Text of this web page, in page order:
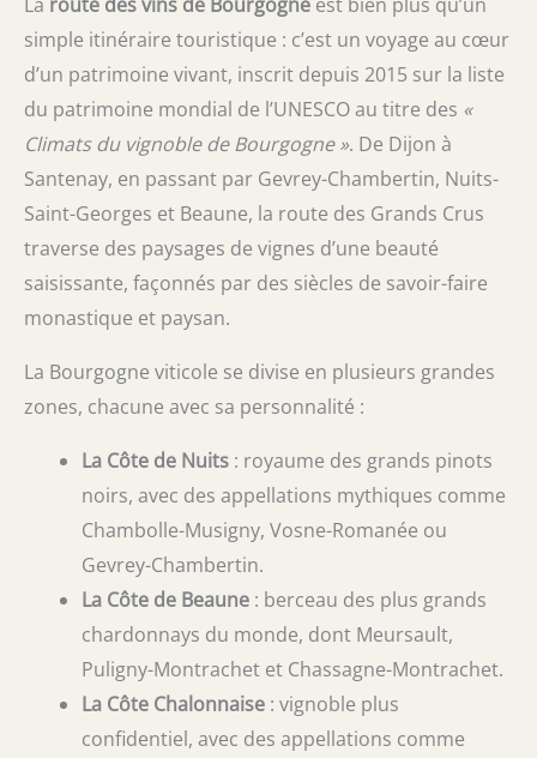
simple itinéraire touristique : c’est un voyage au cœur
d’un patrimoine vivant, inscrit depuis 2015 sur la liste
du patrimoine mondial de l’UNESCO au titre des «
Climats du vignoble de Bourgogne ». De Dijon à
Santenay, en passant par Gevrey-Chambertin, Nuits-
Saint-Georges et Beaune, la route des Grands Crus
traverse des paysages de vignes d’une beauté
saisissante, façonnés par des siècles de savoir-faire
monastique et paysan.
La Bourgogne viticole se divise en plusieurs grandes
zones, chacune avec sa personnalité :
La Côte de Nuits : royaume des grands pinots
noirs, avec des appellations mythiques comme
Chambolle-Musigny, Vosne-Romanée ou
Gevrey-Chambertin.
La Côte de Beaune : berceau des plus grands
chardonnays du monde, dont Meursault,
Puligny-Montrachet et Chassagne-Montrachet.
La Côte Chalonnaise : vignoble plus
confidentiel, avec des appellations comme